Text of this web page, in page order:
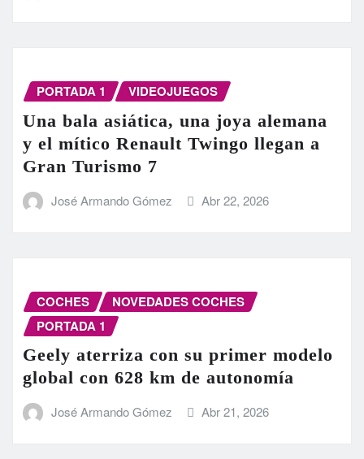
PORTADA 1 VIDEOJUEGOS
Una bala asiática, una joya alemana
y el mítico Renault Twingo llegan a
Gran Turismo 7
José Armando Gómez Abr 22, 2026
COCHES
NOVEDADES COCHES
PORTADA 1
Geely aterriza con su primer modelo
global con 628 km de autonomía
José Armando Gómez Abr 21, 2026